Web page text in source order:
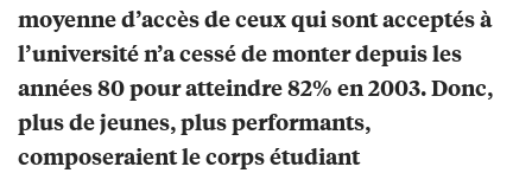
moyenne d’accès de ceux qui sont acceptés à
l’université n’a cessé de monter depuis les
années 80 pour atteindre 82% en 2003. Donc,
plus de jeunes, plus performants,
composeraient le corps étudiant